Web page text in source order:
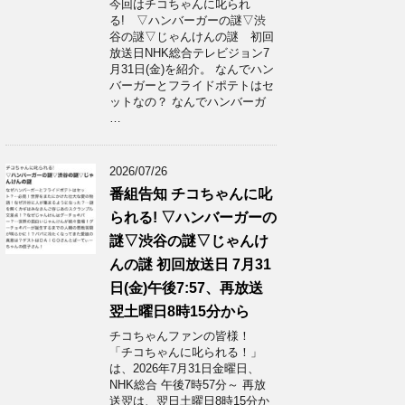
今回はチコちゃんに叱られ
る! ▽ハンバーガーの謎▽渋
谷の謎▽じゃんけんの謎 初回
放送日NHK総合テレビジョン7
月31日(金)を紹介。 なんでハン
バーガーとフライドポテトはセ
ットなの？ なんでハンバーガ
…
2026/07/26
番組告知 チコちゃんに叱
られる! ▽ハンバーガーの
謎▽渋谷の謎▽じゃんけ
んの謎 初回放送日 7月31
日(金)午後7:57、再放送
翌土曜日8時15分から
チコちゃんファンの皆様！
「チコちゃんに叱られる！」​
は、2026年7月31日金曜日、
NHK総合 午後7時57分～ 再放
送翌は、翌日土曜日8時15分か